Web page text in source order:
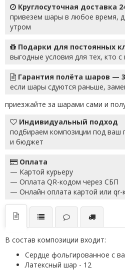
Круглосуточная доставка
привезем шары в любое время,
утром
Подарки для постоянных
выгодные условия для тех, кто с
Гарантия полёта шаров —
если шары сдуются раньше,
приезжайте за шарами сами и
Индивидуальный подход
подбираем композиции под ваш
и бюджет
Оплата
— Картой курьеру
— Оплата QR-кодом через СБП
— Онлайн оплата картой или qr-
В состав композиции входит:
Сердце фольгированное с
Латексный шар - 12